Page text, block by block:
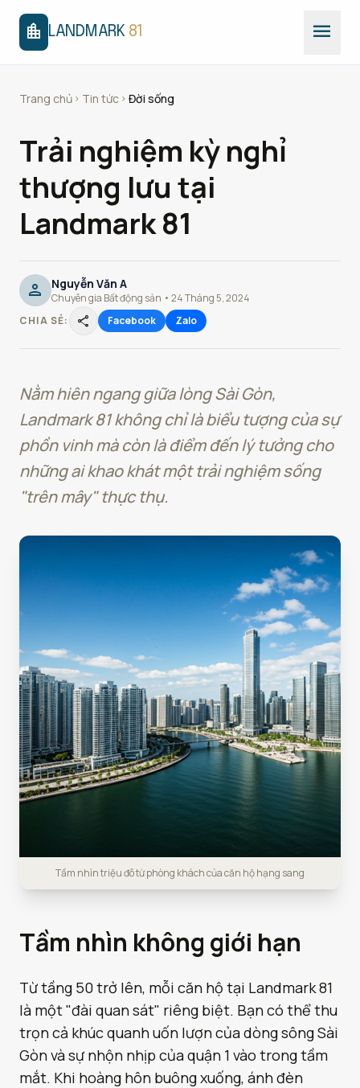
location_city LANDMARK 81 menu
Trang chủ chevron_right Tin tức chevron_right Đời sống
Trải nghiệm kỳ nghỉ
thượng lưu tại
Landmark 81
person Nguyễn Văn A
Chuyên gia Bất động sản • 24 Tháng 5, 2024
CHIA SẺ:
share Facebook Zalo
Nằm hiên ngang giữa lòng Sài Gòn,
Landmark 81 không chỉ là biểu tượng của sự
phồn vinh mà còn là điểm đến lý tưởng cho
những ai khao khát một trải nghiệm sống
"trên mây" thực thụ.
Tầm nhìn triệu đô từ phòng khách của căn hộ hạng sang
Tầm nhìn không giới hạn
Từ tầng 50 trở lên, mỗi căn hộ tại Landmark 81
là một "đài quan sát" riêng biệt. Bạn có thể thu
trọn cả khúc quanh uốn lượn của dòng sông Sài
Gòn và sự nhộn nhịp của quận 1 vào trong tầm
mắt. Khi hoàng hôn buông xuống, ánh đèn